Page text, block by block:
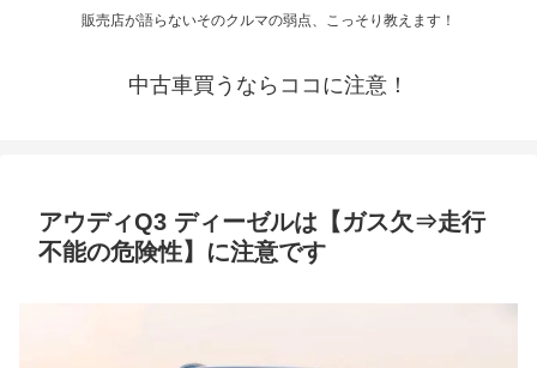
販売店が語らないそのクルマの弱点、こっそり教えます！
中古車買うならココに注意！
アウディQ3 ディーゼルは【ガス欠⇒走行
不能の危険性】に注意です